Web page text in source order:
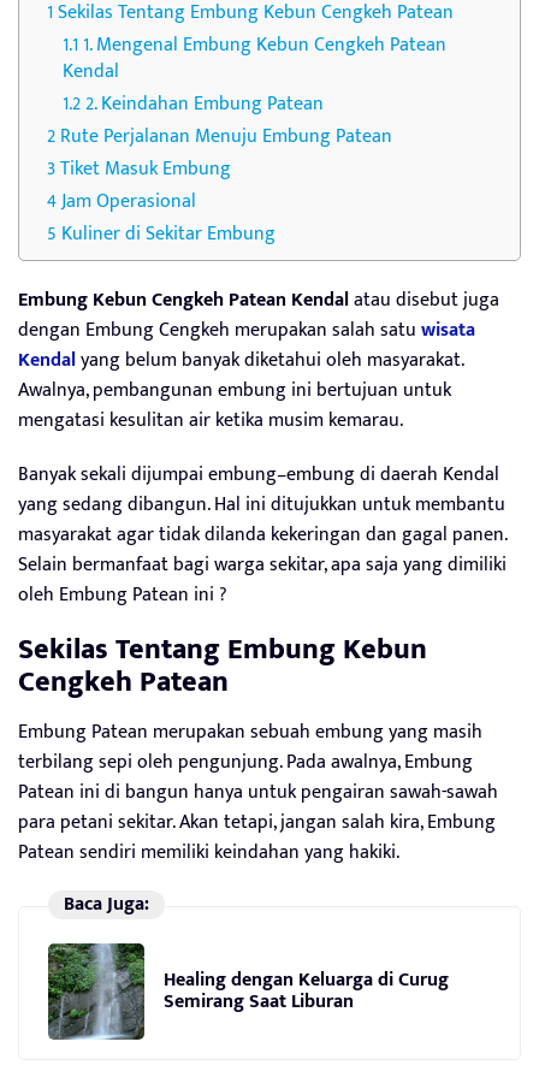
Sekilas Tentang Embung Kebun Cengkeh Patean
1. Mengenal Embung Kebun Cengkeh Patean
Kendal
2. Keindahan Embung Patean
Rute Perjalanan Menuju Embung Patean
Tiket Masuk Embung
Jam Operasional
Kuliner di Sekitar Embung
Embung Kebun Cengkeh Patean Kendalatau disebut juga
dengan Embung Cengkeh merupakan salah satuwisata
Kendalyang belum banyak diketahui oleh masyarakat.
Awalnya, pembangunan embung ini bertujuan untuk
mengatasi kesulitan air ketika musim kemarau.
Banyak sekali dijumpai embung–embung di daerah Kendal
yang sedang dibangun. Hal ini ditujukkan untuk membantu
masyarakat agar tidak dilanda kekeringan dan gagal panen.
Selain bermanfaat bagi warga sekitar, apa saja yang dimiliki
oleh Embung Patean ini ?
Sekilas Tentang Embung Kebun
Cengkeh Patean
Embung Patean merupakan sebuah embung yang masih
terbilang sepi oleh pengunjung. Pada awalnya, Embung
Patean ini di bangun hanya untuk pengairan sawah-sawah
para petani sekitar. Akan tetapi, jangan salah kira, Embung
Patean sendiri memiliki keindahan yang hakiki.
Baca Juga:
Healing dengan Keluarga di Curug
Semirang Saat Liburan